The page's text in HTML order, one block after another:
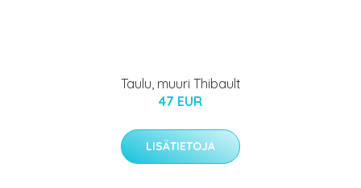
Taulu, muuri Thibault
47 EUR
LISÄTIETOJA